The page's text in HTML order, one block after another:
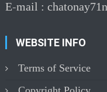
E-mail :
WEBSITE INFO
Terms of Service